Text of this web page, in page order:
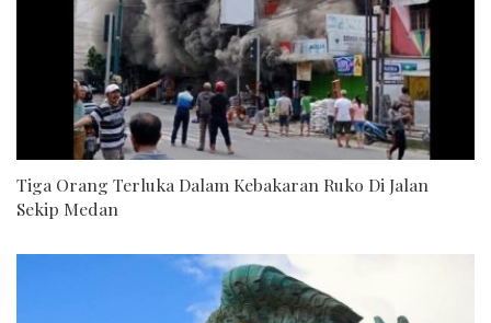
Tiga Orang Terluka Dalam Kebakaran Ruko Di Jalan
Sekip Medan